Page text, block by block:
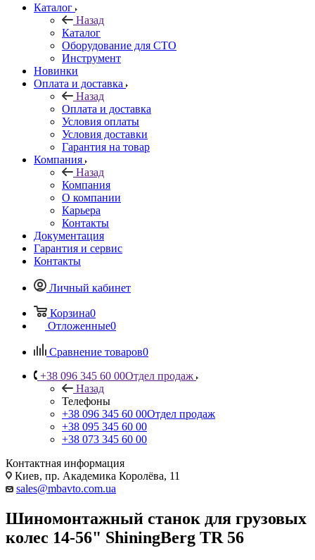
Каталог
Назад
Каталог
Оборудование для СТО
Инструмент
Новинки
Оплата и доставка
Назад
Оплата и доставка
Условия оплаты
Условия доставки
Гарантия на товар
Компания
Назад
Компания
О компании
Карьера
Контакты
Документация
Гарантия и сервис
Контакты
Личный кабинет
Корзина0
Отложенные0
Сравнение товаров0
+38 096 345 60 00Отдел продаж
Назад
Телефоны
+38 096 345 60 00Отдел продаж
+38 095 345 60 00
+38 073 345 60 00
Контактная информация
Киев, пр. Академика Королёва, 11
sales@mbavto.com.ua
Шиномонтажный станок для грузовых
колес 14-56" ShiningBerg TR 56